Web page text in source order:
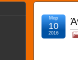
Μαρ
10
2016